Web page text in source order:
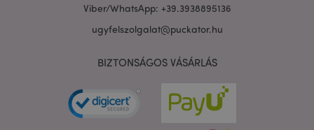
Viber/WhatsApp: +39.3938895136
ugyfelszolgalat@puckator.hu
BIZTONSÁGOS VÁSÁRLÁS
www.puckator.hu
searchReport-log
Adobe Inc.